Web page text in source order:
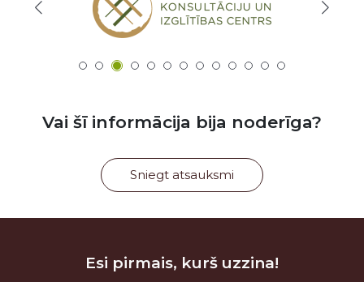
Vai šī informācija bija noderīga?
Sniegt atsauksmi
Esi pirmais, kurš uzzina!